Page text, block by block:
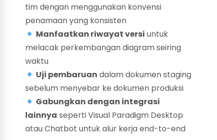
tim dengan menggunakan konvensi
penamaan yang konsisten
Manfaatkan riwayat versi untuk
melacak perkembangan diagram seiring
waktu
Uji pembaruan dalam dokumen staging
sebelum menyebar ke dokumen produksi
Gabungkan dengan integrasi
lainnya seperti Visual Paradigm Desktop
atau Chatbot untuk alur kerja end-to-end